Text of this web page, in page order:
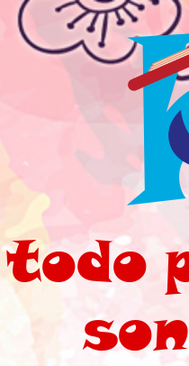
Saltar al contenido principal
todo